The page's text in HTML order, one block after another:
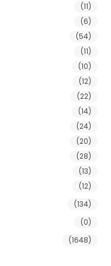
(11)
(6)
(54)
(11)
(10)
(12)
(22)
(14)
(24)
(20)
(28)
(13)
(12)
(134)
(0)
(1648)